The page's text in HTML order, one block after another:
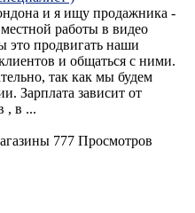
и я ищу продажника -
работы в видео
это продвигать наши
и общаться с ними.
так как мы будем
Зарплата зависит от
, в ...
777 Просмотров